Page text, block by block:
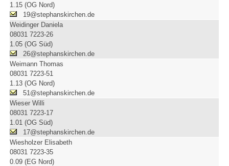
1.15 (OG Nord)
19@stephanskirchen.de
Weidinger Daniela
08031 7223-26
1.05 (OG Süd)
26@stephanskirchen.de
Weimann Thomas
08031 7223-51
1.13 (OG Nord)
51@stephanskirchen.de
Wieser Willi
08031 7223-17
1.01 (OG Süd)
17@stephanskirchen.de
Wiesholzer Elisabeth
08031 7223-35
0.09 (EG Nord)